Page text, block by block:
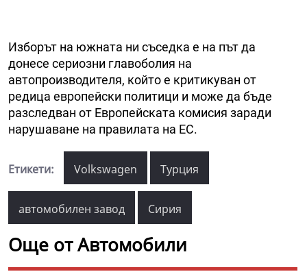
Изборът на южната ни съседка е на път да
донесе сериозни главоболия на
автопроизводителя, който е критикуван от
редица европейски политици и може да бъде
разследван от Европейската комисия заради
нарушаване на правилата на ЕС.
Етикети: Volkswagen Турция
автомобилен завод Сирия
Още от Автомобили